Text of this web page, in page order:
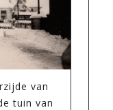
van
tuin van